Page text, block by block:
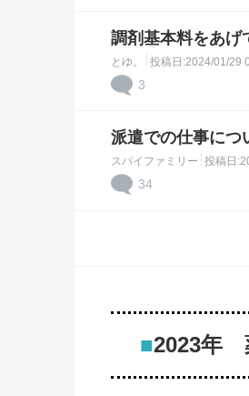
調剤基本料をあげ
とゆ。 投稿日:2024/01/29
3
派遣での仕事につ
スパイファミリー 投稿日
34
■2023年